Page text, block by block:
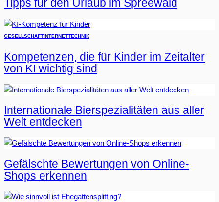
Tipps für den Urlaub im Spreewald
GESELLSCHAFTINTERNETTECHNIK
Kompetenzen, die für Kinder im Zeitalter
von KI wichtig sind
Internationale Bierspezialitäten aus aller
Welt entdecken
Gefälschte Bewertungen von Online-
Shops erkennen